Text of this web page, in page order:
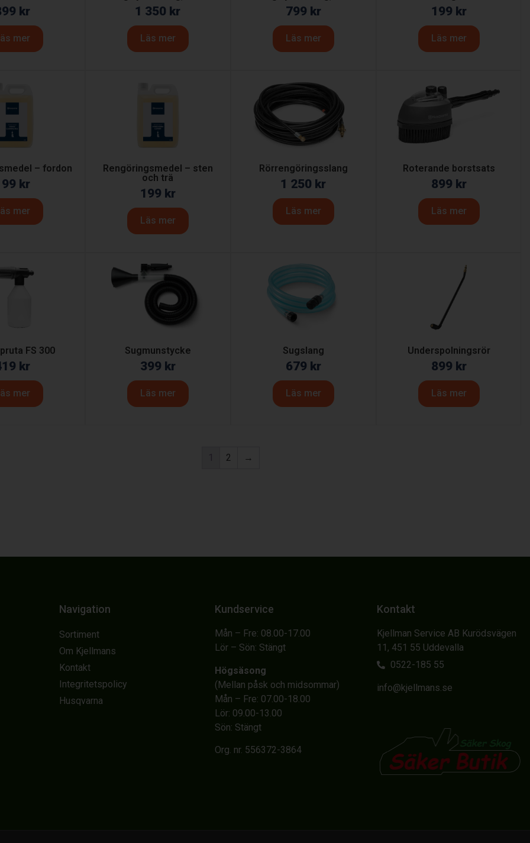
kr
mer
1 350 kr
Läs mer
799 kr
Läs mer
199 kr
Läs mer
– fordon
kr
mer
Rengöringsmedel – sten
och trä
199 kr
Läs mer
Rörrengöringsslang
1 250 kr
Läs mer
Roterande borstsats
899 kr
Läs mer
FS 300
kr
mer
Sugmunstycke
399 kr
Läs mer
Sugslang
679 kr
Läs mer
Underspolningsrör
899 kr
Läs mer
2 →
Navigation
Sortiment
Om Kjellmans
Kontakt
Integritetspolicy
Husqvarna
Kundservice
Mån – Fre: 08.00-17.00
Lör – Sön: Stängt
Högsäsong
(Mellan påsk och midsommar)
Mån – Fre: 07.00-18.00
Lör: 09.00-13.00
Sön: Stängt
Org. nr. 556372-3864
Kontakt
Kjellman Service AB Kurödsvägen
11, 451 55 Uddevalla
0522-185 55
info@kjellmans.se